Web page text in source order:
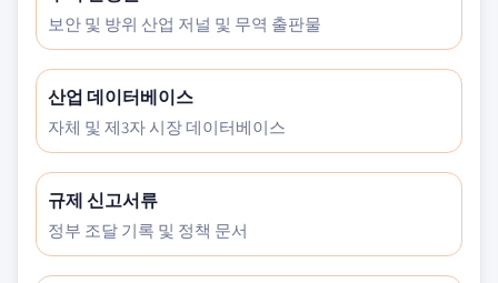
보안 및 방위 산업 저널 및 무역 출판물
산업 데이터베이스
자체 및 제3자 시장 데이터베이스
규제 신고서류
정부 조달 기록 및 정책 문서